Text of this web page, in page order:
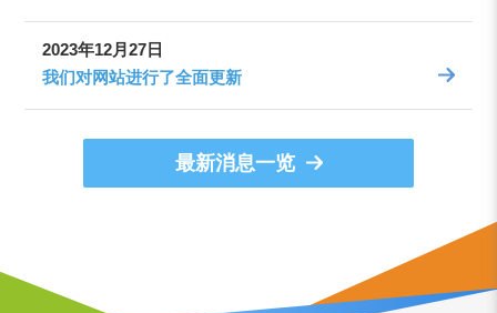
2023年12月27日
我们对网站进行了全面更新
最新消息一览